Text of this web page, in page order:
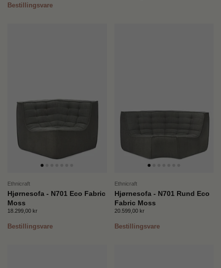
Bestillingsvare
Ethnicraft
Hjørnesofa - N701 Eco Fabric
Moss
Pris:
18.299,00 kr
Bestillingsvare
Ethnicraft
Hjørnesofa - N701 Rund Eco
Fabric Moss
Pris:
20.599,00 kr
Bestillingsvare